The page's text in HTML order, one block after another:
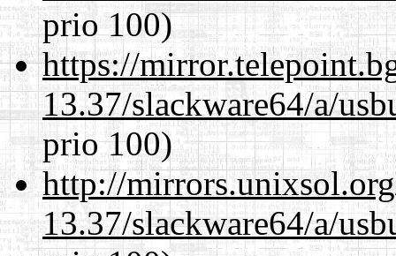
prio 100)
https://
13.37/slackware64/a/
prio 100)
http://
13.37/slackware64/a/